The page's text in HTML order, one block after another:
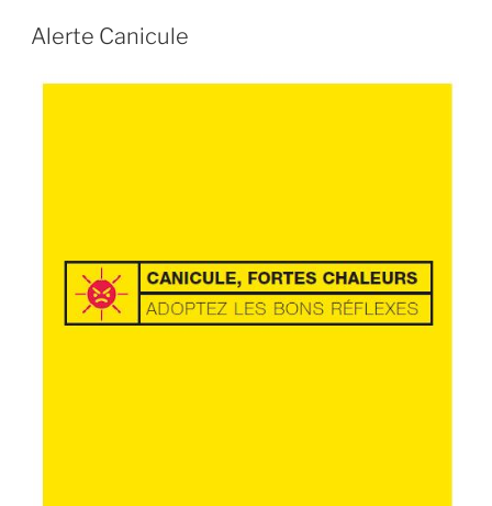
Alerte Canicule